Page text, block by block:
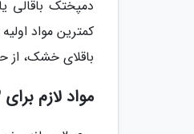
دمپختک باقالی
کمترین مواد
باقلای خشک، از
مواد لازم برای 3 تا 4 نفر: